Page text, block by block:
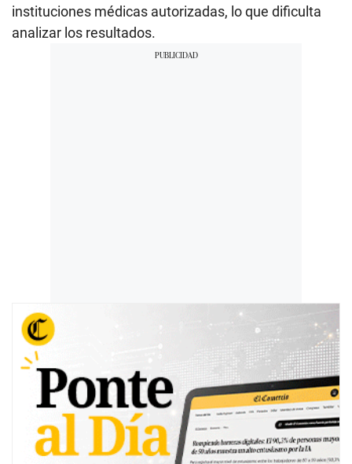
instituciones médicas autorizadas, lo que dificulta
analizar los resultados.